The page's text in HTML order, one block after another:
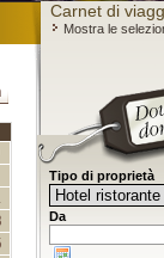
Carnet di
Mostra le
Tipo di proprietà
Da